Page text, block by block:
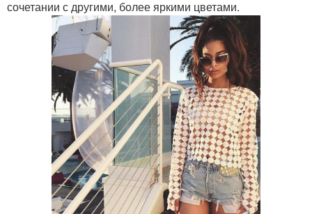
сочетании с другими, более яркими цветами.